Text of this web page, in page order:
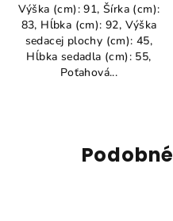
Výška (cm): 91, Šírka (cm):
83, Hĺbka (cm): 92, Výška
sedacej plochy (cm): 45,
Hĺbka sedadla (cm): 55,
Poťahová...